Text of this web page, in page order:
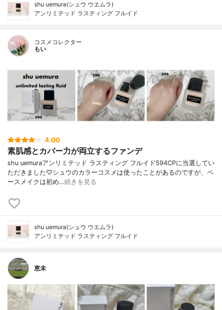
shu uemura(シュウ ウエムラ)
アンリミテッド ラスティング フルイド
コスメコレクター
もい
4.00
素肌感とカバー力が両立するファンデ
shu uemuraアンリミテッド ラスティング フルイド594CPに当選してい
ただきました♡シュウのカラーコスメは使ったことがあるのですが、ベ
ースメイクは初め…続きを見る
shu uemura(シュウ ウエムラ)
アンリミテッド ラスティング フルイド
恵未